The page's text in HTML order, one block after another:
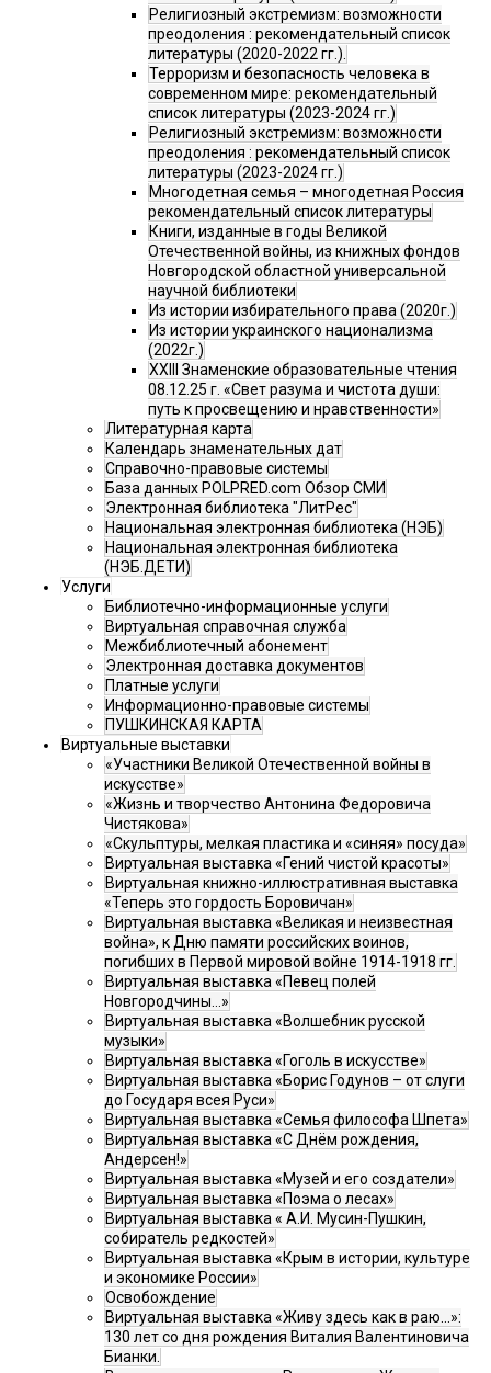
Религиозный экстремизм: возможности
преодоления : рекомендательный список
литературы (2020-2022 гг.).
Терроризм и безопасность человека в
современном мире: рекомендательный
список литературы (2023-2024 гг.)
Религиозный экстремизм: возможности
преодоления : рекомендательный список
литературы (2023-2024 гг.)
Многодетная семья – многодетная Россия
рекомендательный список литературы
Книги, изданные в годы Великой
Отечественной войны, из книжных фондов
Новгородской областной универсальной
научной библиотеки
Из истории избирательного права (2020г.)
Из истории украинского национализма
(2022г.)
XXIII Знаменские образовательные чтения
08.12.25 г. «Свет разума и чистота души:
путь к просвещению и нравственности»
Литературная карта
Календарь знаменательных дат
Справочно-правовые системы
База данных POLPRED.com Обзор СМИ
Электронная библиотека "ЛитРес"
Национальная электронная библиотека (НЭБ)
Национальная электронная библиотека
(НЭБ.ДЕТИ)
Услуги
Библиотечно-информационные услуги
Виртуальная справочная служба
Межбиблиотечный абонемент
Электронная доставка документов
Платные услуги
Информационно-правовые системы
ПУШКИНСКАЯ КАРТА
Виртуальные выставки
«Участники Великой Отечественной войны в
искусстве»
«Жизнь и творчество Антонина Федоровича
Чистякова»
«Скульптуры, мелкая пластика и «синяя» посуда»
Виртуальная выставка «Гений чистой красоты»
Виртуальная книжно-иллюстративная выставка
«Теперь это гордость Боровичан»
Виртуальная выставка «Великая и неизвестная
война», к Дню памяти российских воинов,
погибших в Первой мировой войне 1914-1918 гг.
Виртуальная выставка «Певец полей
Новгородчины…»
Виртуальная выставка «Волшебник русской
музыки»
Виртуальная выставка «Гоголь в искусстве»
Виртуальная выставка «Борис Годунов – от слуги
до Государя всея Руси»
Виртуальная выставка «Семья философа Шпета»
Виртуальная выставка «С Днём рождения,
Андерсен!»
Виртуальная выставка «Музей и его создатели»
Виртуальная выставка «Поэма о лесах»
Виртуальная выставка « А.И. Мусин-Пушкин,
собиратель редкостей»
Виртуальная выставка «Крым в истории, культуре
и экономике России»
Освобождение
Виртуальная выставка «Живу здесь как в раю…»:
130 лет со дня рождения Виталия Валентиновича
Бианки.